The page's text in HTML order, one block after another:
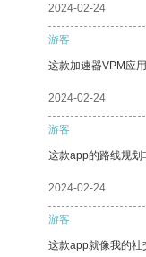
2024-02-24
游客
这款加速器VPM应
2024-02-24
游客
这款app的路线规划
2024-02-24
游客
这款app就像我的社